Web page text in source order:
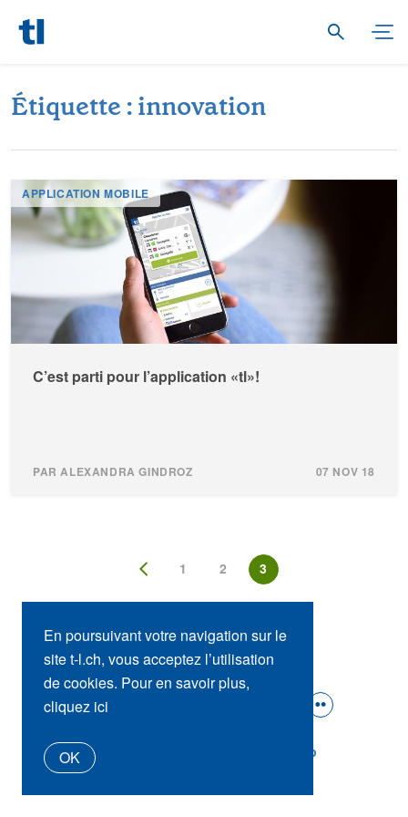
Étiquette :innovation
APPLICATION MOBILE
C’est parti pour l’application «tl»!
PAR ALEXANDRA GINDROZ 07 NOV 18
1 2 3
SUIVEZ-NOUS :
t-l.ch tl_shop
En poursuivant votre navigation sur le
site t-l.ch, vous acceptez l’utilisation
de cookies. Pour en savoir plus,
cliquez ici
OK